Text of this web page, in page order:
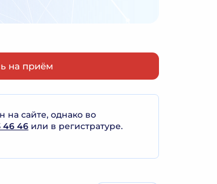
на приём
сайте, однако во
46 46 или в регистратуре.